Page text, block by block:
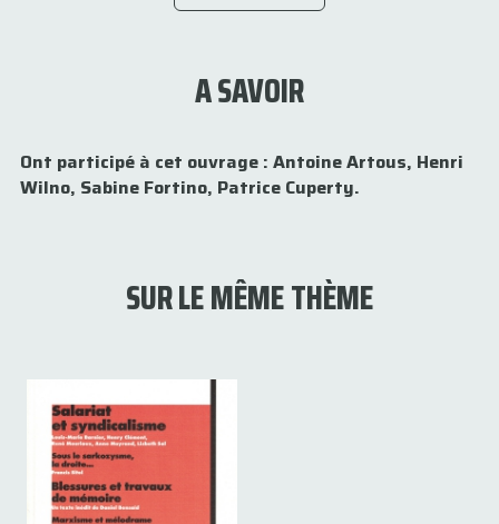
A SAVOIR
Ont participé à cet ouvrage : Antoine Artous, Henri
Wilno, Sabine Fortino, Patrice Cuperty.
SUR LE MÊME THÈME